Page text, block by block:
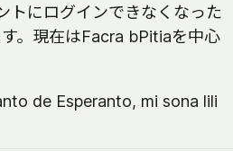
トにログインできなくなった
。現在はFacra bPitiaを中心
de Esperanto, mi sona lili